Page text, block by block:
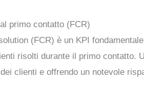
primo contatto (FCR)
(FCR) è un KPI
risolti durante il primo contatto.
clienti e offrendo un notevole